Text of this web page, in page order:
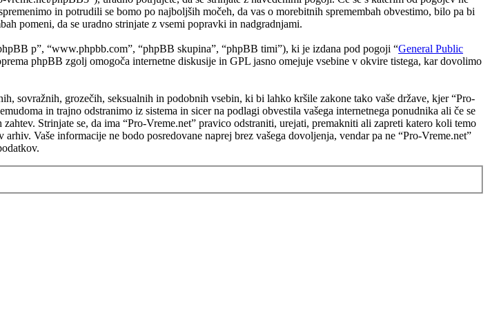
in potrudili se bomo po najboljših močeh, da vas o morebitnih spremembah obvestimo, bilo pa bi
pomeni, da se uradno strinjate z vsemi popravki in nadgradnjami.
p”, “www.phpbb.com”, “phpBB skupina”, “phpBB timi”), ki je izdana pod pogoji “General Public
phpBB zgolj omogoča internetne diskusije in GPL jasno omejuje vsebine v okvire tistega, kar dovolimo
sovražnih, grozečih, seksualnih in podobnih vsebin, ki bi lahko kršile zakone tako vaše države, kjer “Pro-
in trajno odstranimo iz sistema in sicer na podlagi obvestila vašega internetnega ponudnika ali če se
Strinjate se, da ima “Pro-Vreme.net” pravico odstraniti, urejati, premakniti ali zapreti katero koli temo
Vaše informacije ne bodo posredovane naprej brez vašega dovoljenja, vendar pa ne “Pro-Vreme.net”